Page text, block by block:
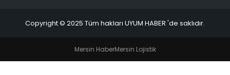
Copyright © 2025 Tüm hakları UYUM HABER 'de saklıdır.
Mersin HaberMersin Lojistik